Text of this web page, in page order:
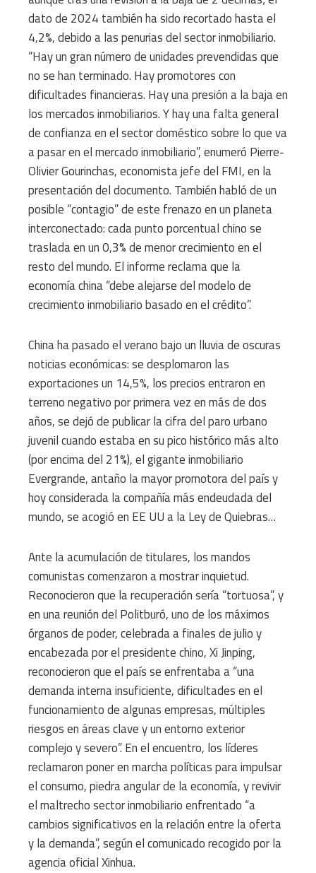
dato de 2024 también ha sido recortado hasta el
4,2%, debido a las penurias del sector inmobiliario.
“Hay un gran número de unidades prevendidas que
no se han terminado. Hay promotores con
dificultades financieras. Hay una presión a la baja en
los mercados inmobiliarios. Y hay una falta general
de confianza en el sector doméstico sobre lo que va
a pasar en el mercado inmobiliario”, enumeró Pierre-
Olivier Gourinchas, economista jefe del FMI, en la
presentación del documento. También habló de un
posible “contagio” de este frenazo en un planeta
interconectado: cada punto porcentual chino se
traslada en un 0,3% de menor crecimiento en el
resto del mundo. El informe reclama que la
economía china “debe alejarse del modelo de
crecimiento inmobiliario basado en el crédito”.
China ha pasado el verano bajo un lluvia de oscuras
noticias económicas: se desplomaron las
exportaciones un 14,5%, los precios entraron en
terreno negativo por primera vez en más de dos
años, se dejó de publicar la cifra del paro urbano
juvenil cuando estaba en su pico histórico más alto
(por encima del 21%), el gigante inmobiliario
Evergrande, antaño la mayor promotora del país y
hoy considerada la compañía más endeudada del
mundo, se acogió en EE UU a la Ley de Quiebras…
Ante la acumulación de titulares, los mandos
comunistas comenzaron a mostrar inquietud.
Reconocieron que la recuperación sería “tortuosa”, y
en una reunión del Politburó, uno de los máximos
órganos de poder, celebrada a finales de julio y
encabezada por el presidente chino, Xi Jinping,
reconocieron que el país se enfrentaba a “una
demanda interna insuficiente, dificultades en el
funcionamiento de algunas empresas, múltiples
riesgos en áreas clave y un entorno exterior
complejo y severo”. En el encuentro, los líderes
reclamaron poner en marcha políticas para impulsar
el consumo, piedra angular de la economía, y revivir
el maltrecho sector inmobiliario enfrentado “a
cambios significativos en la relación entre la oferta
y la demanda”, según el comunicado recogido por la
agencia oficial Xinhua.